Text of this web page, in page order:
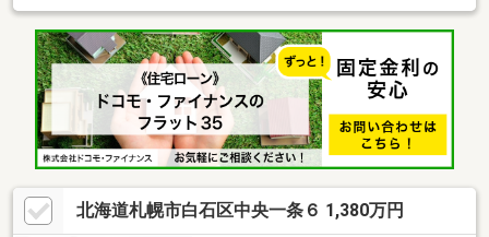
前面道路 幅員約８．０ｍ 、約２．７ｍ接道 ○第一種住居地域 ○
建ぺい率６０％、容積率２００％ ○建物解体後更地渡し○建築条件
付きの土地ではございません。 お好きなハウスメーカーにて建
築していただけます。
北海道札幌市白石区中央一条６ 1,380万円